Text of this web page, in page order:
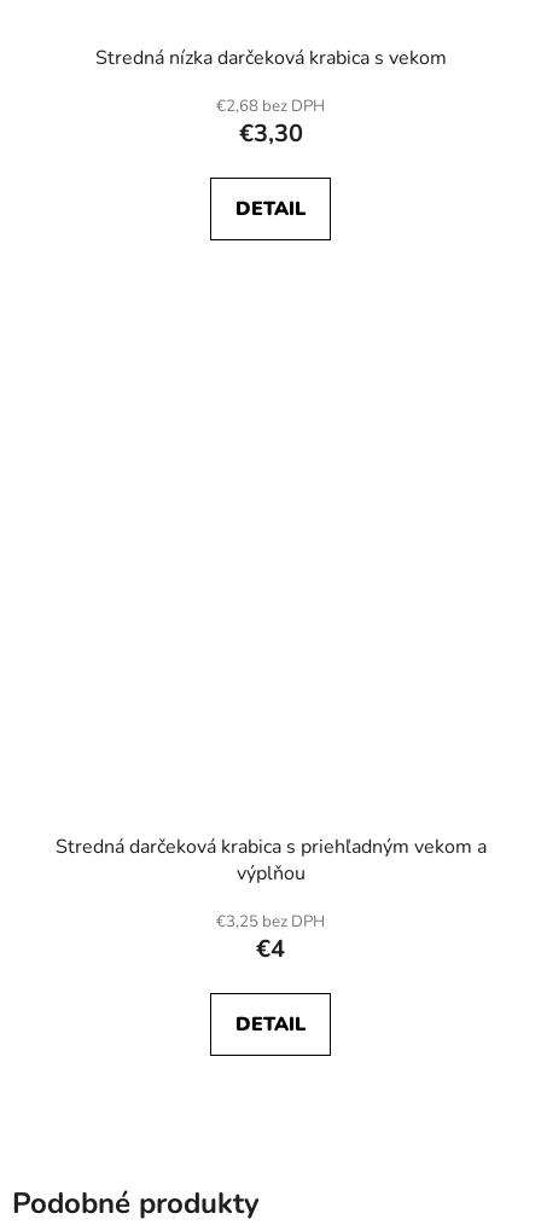
Stredná nízka darčeková krabica s vekom
€2,68 bez DPH
€3,30
DETAIL
Stredná darčeková krabica s priehľadným vekom a
výplňou
€3,25 bez DPH
€4
DETAIL
Podobné produkty